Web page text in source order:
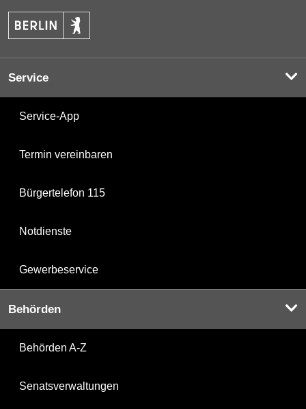
Service
Service-App
Termin vereinbaren
Bürgertelefon 115
Notdienste
Gewerbeservice
Behörden
Behörden A-Z
Senatsverwaltungen